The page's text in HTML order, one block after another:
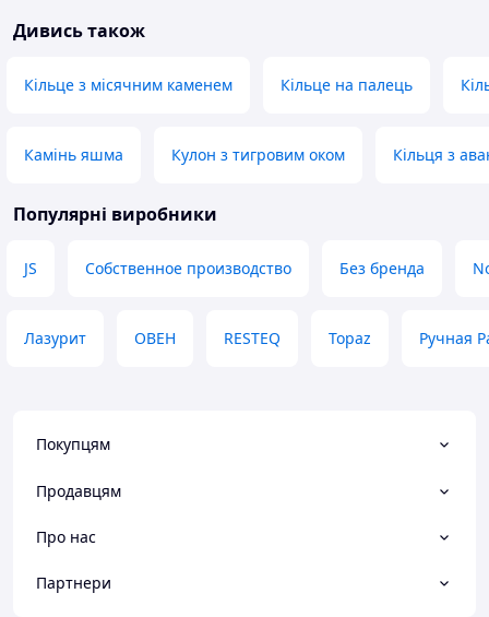
руки.
Не виявлено.
Немає
Дивись також
Кільце з місячним каменем Кільце на палець
Камінь яшма Кулон з тигровим оком Кільця з
Популярні виробники
JS Собственное производство Без бренда
Лазурит ОВЕН RESTEQ Topaz Ручная
Покупцям
Продавцям
Про нас
Партнери